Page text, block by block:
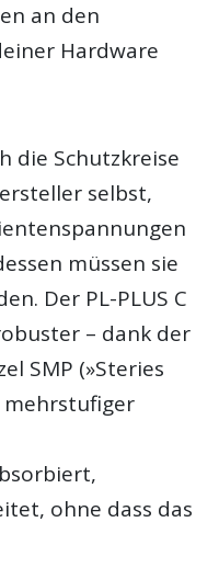
an den
Hardware
die Schutzkreise
selbst,
müssen sie
Der PL-PLUS C
– dank der
SMP (»Steries
mehrstufiger
ohne dass das